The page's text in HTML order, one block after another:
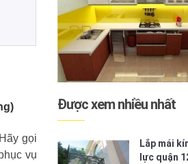
gọi
vụ
Được xem nhiều nhất
Lắp mái
lực quận